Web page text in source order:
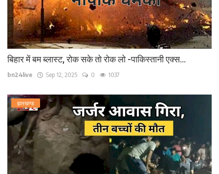
बिहार में बम ब्लास्ट, रोक सके तो रोक लो -पाकिस्तानी एक्स...
bn24live Sep 12, 2025 0 1037
झारखण्ड